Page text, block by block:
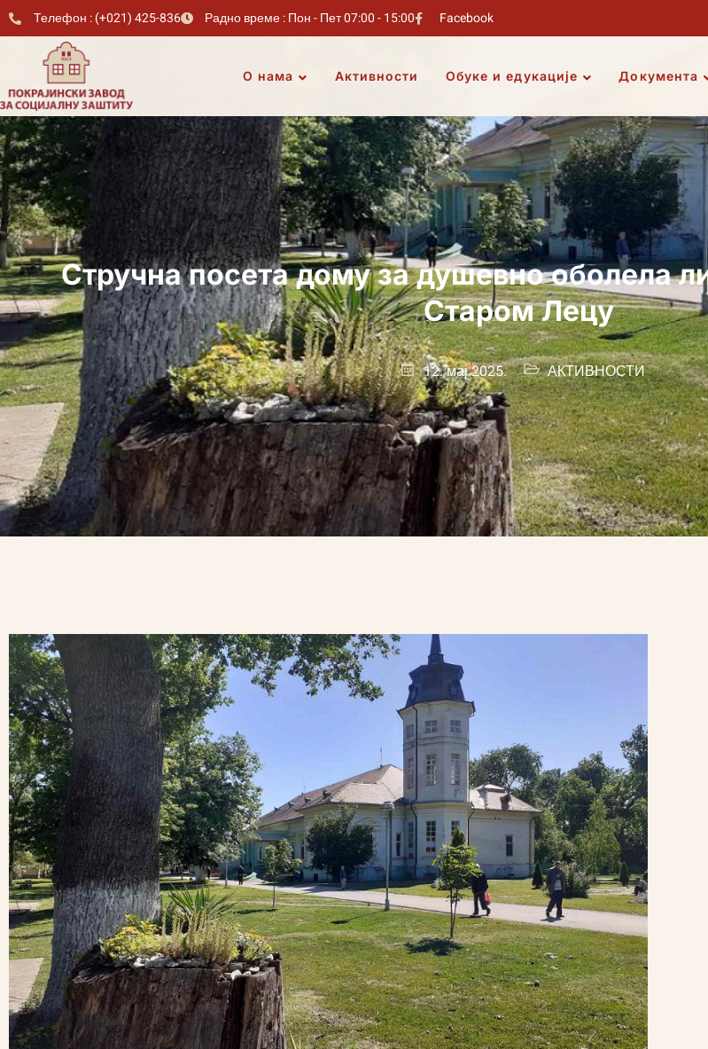
Телефон : (+021) 425-836 Радно време : Пон - Пет 07:00 - 15:00 Facebook
О нама Активности Обуке и едукације Документа
Стручна посета дому за душевно оболела
Старом Лецу
12. мај 2025. АКТИВНОСТИ